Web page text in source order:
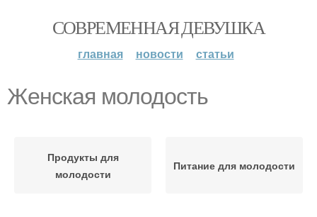
СОВРЕМЕННАЯ ДЕВУШКА
главная новости статьи
Женская молодость
Продукты для
молодости
Питание для молодости